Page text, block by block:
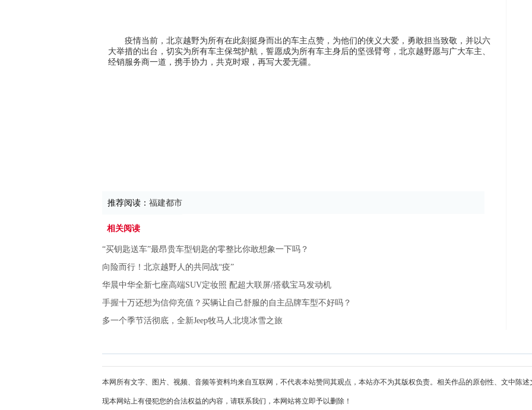
疫情当前，北京越野为所有在此刻挺身而出的车主点赞，为他们的侠义大爱，勇敢担当致敬，并以六
大举措的出台，切实为所有车主保驾护航，誓愿成为所有车主身后的坚强臂弯，北京越野愿与广大车主、
经销服务商一道，携手协力，共克时艰，再写大爱无疆。
推荐阅读： 福建都市
相关阅读
“买钥匙送车”最昂贵车型钥匙的零整比你敢想象一下吗？
向险而行！北京越野人的共同战“疫”
华晨中华全新七座高端SUV定妆照 配超大联屏/搭载宝马发动机
手握十万还想为信仰充值？买辆让自己舒服的自主品牌车型不好吗？
多一个季节活彻底，全新Jeep牧马人北境冰雪之旅
本网所有文字、图片、视频、音频等资料均来自互联网，不代表本站赞同其观点，本站亦不为其版权负责。相关作品的原创性、文中陈
现本网站上有侵犯您的合法权益的内容，请联系我们，本网站将立即予以删除！